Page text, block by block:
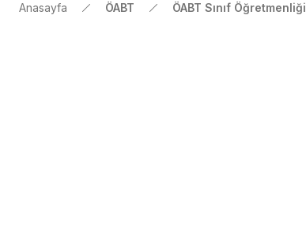
Anasayfa ÖABT ÖABT Sınıf Öğretmenliği